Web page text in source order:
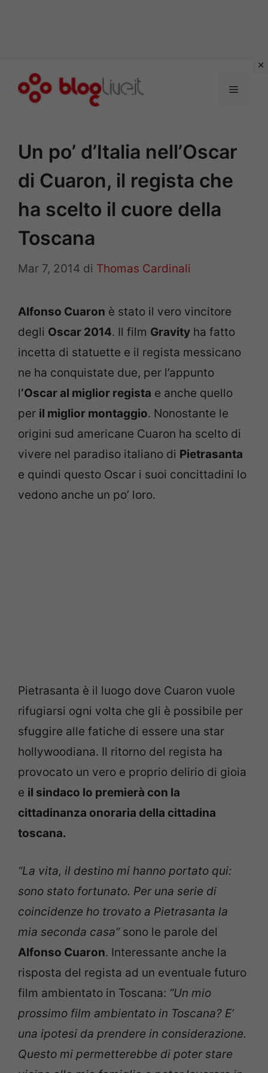
Menu
Un po’ d’Italia nell’Oscar
di Cuaron, il regista che
ha scelto il cuore della
Toscana
Mar 7, 2014 di Thomas Cardinali
Alfonso Cuaron è stato il vero vincitore
degli Oscar 2014. Il film Gravity ha fatto
incetta di statuette e il regista messicano
ne ha conquistate due, per l’appunto
l‘Oscar al miglior regista e anche quello
per il miglior montaggio. Nonostante le
origini sud americane Cuaron ha scelto di
vivere nel paradiso italiano di Pietrasanta
e quindi questo Oscar i suoi concittadini lo
vedono anche un po’ loro.
Pietrasanta è il luogo dove Cuaron vuole
rifugiarsi ogni volta che gli è possibile per
sfuggire alle fatiche di essere una star
hollywoodiana. Il ritorno del regista ha
provocato un vero e proprio delirio di gioia
e il sindaco lo premierà con la
cittadinanza onoraria della cittadina
toscana.
“La vita, il destino mi hanno portato qui:
sono stato fortunato. Per una serie di
coincidenze ho trovato a Pietrasanta la
mia seconda casa”sono le parole del
Alfonso Cuaron. Interessante anche la
risposta del regista ad un eventuale futuro
film ambientato in Toscana: “Un mio
prossimo film ambientato in Toscana? E’
una ipotesi da prendere in considerazione.
Questo mi permetterebbe di poter stare